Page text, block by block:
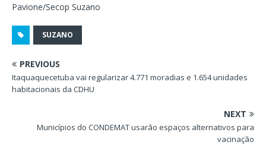
Pavione/Secop Suzano
SUZANO
PREVIOUS
Itaquaquecetuba vai regularizar 4.771 moradias e 1.654 unidades
habitacionais da CDHU
NEXT
Municípios do CONDEMAT usarão espaços alternativos para
vacinação